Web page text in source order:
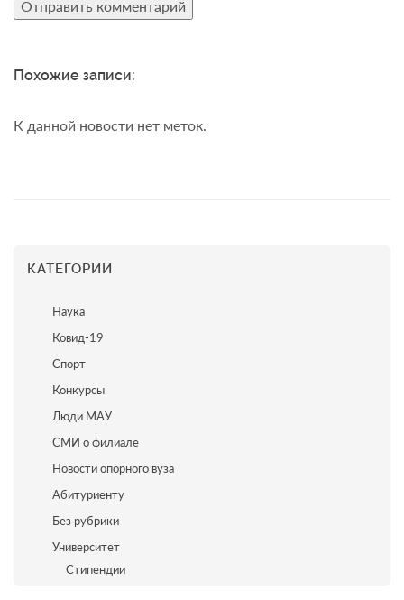
Похожие записи:
К данной новости нет меток.
КАТЕГОРИИ
Наука
Ковид-19
Спорт
Конкурсы
Люди МАУ
СМИ о филиале
Новости опорного вуза
Абитуриенту
Без рубрики
Университет
Стипендии